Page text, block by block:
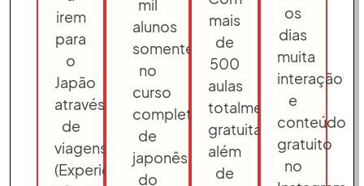
irem
para
o
Japão
através
de
viagens
(Experiência
mil
alunos
somente
no
curso
completo
de
japonês
do
mais
de
500
aulas
totalmente
gratuitas,
além
de
os
dias
muita
interação
e
conteúdo
gratuito
no